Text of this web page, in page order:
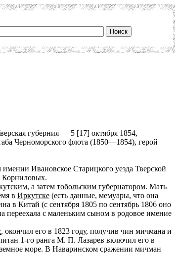
губерния — 5 [17] октября 1854,
Черноморского флота (1850—1854), герой
Ивановское Старицкого уезда Тверской
Корниловых.
, а затем тобольским губернатором. Мать
в Иркутске (есть данные, мемуары, что она
в Китай (с сентября 1805 по сентябрь 1806 оно
переехала с маленьким сыном в родовое имение
, окончил его в 1823 году, получив чин мичмана и
1-го ранга М. П. Лазарев включил его в
море. В Наваринском сражении мичман